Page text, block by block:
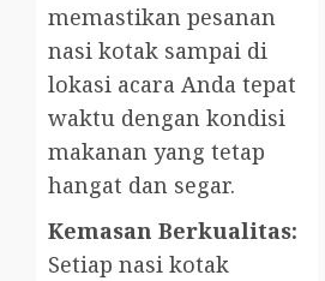
memastikan pesanan
nasi kotak sampai di
lokasi acara Anda tepat
waktu dengan kondisi
makanan yang tetap
hangat dan segar.
Kemasan Berkualitas:
Setiap nasi kotak